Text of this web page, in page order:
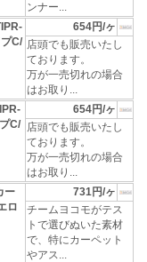
ンナー...
C/
654円/ヶ
店頭でも販売いたし
ております。
万が一売切れの場合
はお取り...
C/
654円/ヶ
店頭でも販売いたし
ております。
万が一売切れの場合
はお取り...
ー
ロ
731円/ヶ
チームヨコモがテス
トで選びぬいた素材
で、特にカーペット
やアス...